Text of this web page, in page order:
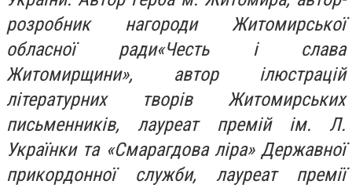
розробник нагороди Житомирської
обласної ради«Честь і слава
Житомирщини», автор ілюстрацій
літературних творів Житомирських
письменників, лауреат премій ім. Л.
Українки та «Смарагдова ліра» Державної
прикордонної служби, лауреат премії